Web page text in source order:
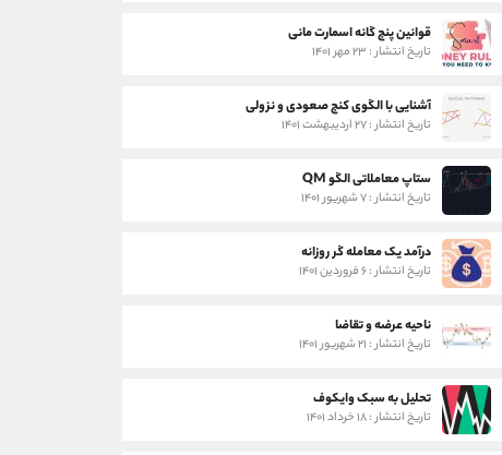
قوانین پنج گانه اسمارت مانی
تاریخ انتشار : ۲۳ مهر ۱۴۰۱
آشنایی با الگوی کنج صعودی و نزولی
تاریخ انتشار : ۲۷ اردیبهشت ۱۴۰۱
ستاپ معاملاتی الگو QM
تاریخ انتشار : ۷ شهریور ۱۴۰۱
درآمد یک معامله گر روزانه
تاریخ انتشار : ۶ فروردین ۱۴۰۱
ناحیه عرضه و تقاضا
تاریخ انتشار : ۲۱ شهریور ۱۴۰۱
تحلیل به سبک وایکوف
تاریخ انتشار : ۱۸ خرداد ۱۴۰۱